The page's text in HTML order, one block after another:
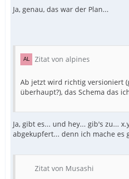
Ja, genau, das war der Plan...
Zitat von alpines
Ab jetzt wird richtig versioniert
überhaupt?), das Schema das
Ja, gibt es... und hey... gib's zu...
abgekupfert... denn ich mache es
Zitat von Musashi